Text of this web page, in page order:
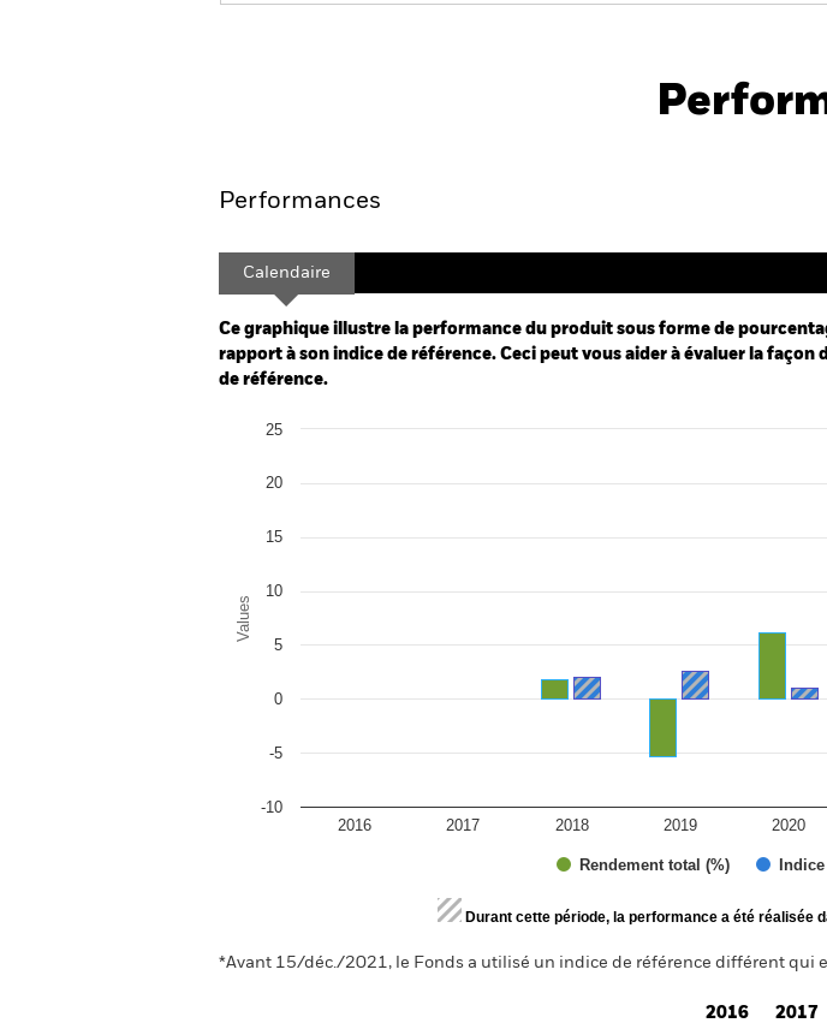
Performance
Performances
Calendaire
Ce graphique illustre la performance du produit sous forme de
rapport à son indice de référence. Ceci peut vous aider à évaluer la
de référence.
Bar chart with 2 data series.
The chart has 1 Y axis displaying Values. Range: -10 to 25.
Values
Rendement total (%)
2016 2017 2018 2019 2020
-10
-5
0
5
10
15
20
25
Durant cette période, la performance a été réalisée
*Avant 15/déc./2021, le Fonds a utilisé un indice de référence différent qui
2016 2017